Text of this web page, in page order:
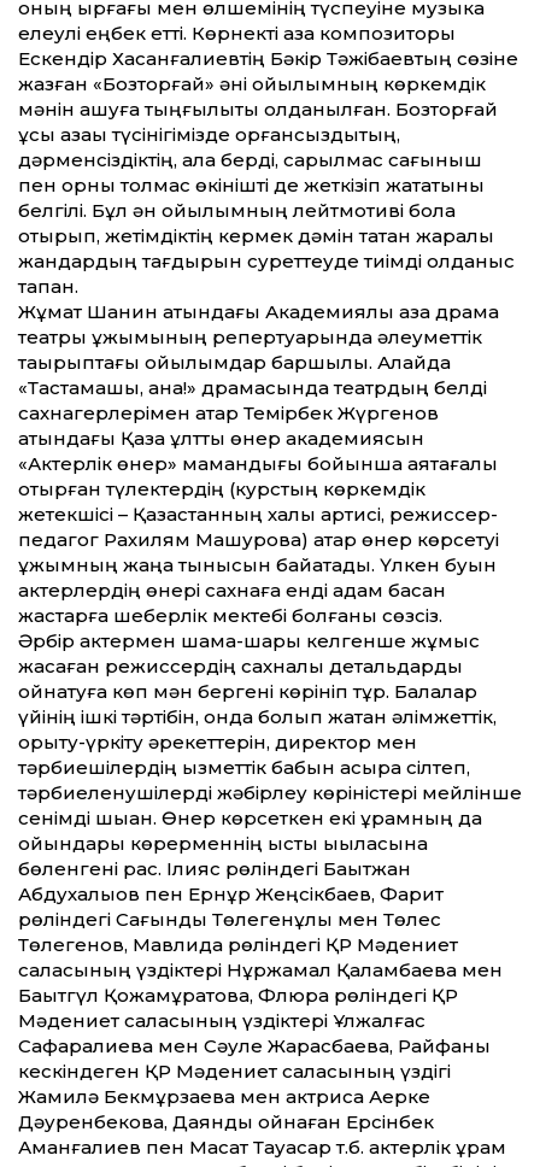
оның ырғағы мен өлшемінің түспеуіне музыка
елеулі еңбек ет­ті. Көрнекті қазақ композиторы
Ескендір Хасанғалиевтің Бәкір Тәжібаевтың сөзіне
жазған «Бозторғай» әні қойылымның көркемдік
мәнін ашуға тыңғылықты қолданылған. Бозторғай
құсы қазақы түсінігімізде қорғансыздықтың,
дәрменсіздіктің, қала берді, сарқылмас сағыныш
пен орны толмас өкінішті де жеткізіп жататыны
белгілі. Бұл ән қойылымның лейтмотиві бола
отырып, жетімдіктің кермек дәмін татқан жаралы
жандардың тағдырын сурет­теуде тиімді қолданыс
тапқан.
Жұмат Шанин атындағы Академиялық қазақ драма
театры ұжымының репертуарында әлеумет­тік
тақырыптағы қойы­лымдар баршылық. Алайда
«Тастамашы, ана!» драмасында театрдың белді
сахнагерлерімен қатар Темірбек Жүргенов
атындағы Қазақ ұлт­тық өнер академиясын
«Актерлік өнер» мамандығы бойынша аяқтағалы
отырған түлектердің (курстың көркемдік
жетекшісі – Қазақ­станның халық артисі, режиссер-
педагог Рахилям Машурова) қатар өнер көрсетуі
ұжымның жаңа тынысын байқатады. Үлкен буын
актерлердің өнері сахнаға енді қадам басқан
жастарға шеберлік мектебі болғаны сөзсіз.
Әрбір актермен шама-шарқы келгенше жұмыс
жасаған режиссердің сахналық детальдарды
ойнатуға көп мән бергені көрініп тұр. Балалар
үйінің ішкі тәртібін, онда болып жатқан әлімжет­тік,
қорқыту-үркіту әрекет­терін, директор мен
тәрбиешілердің қызмет­тік бабын асыра сілтеп,
тәрбиеленушілерді жәбірлеу көріністері мейлінше
сенімді шыққан. Өнер көрсеткен екі құрамның да
ойындары көрерменнің ыстық ықыласына
бөленгені рас. Ілияс рөліндегі Бақытжан
Абдухалықов пен Ернұр Жеңсікбаев, Фарит
рөліндегі Сағындық Төлегенұлы мен Төлес
Төлегенов, Мавлида рөліндегі ҚР Мәдениет
саласының үздіктері Нұржамал Қаламбаева мен
Бақытгүл Қожамұратова, Флюра рөліндегі ҚР
Мәдениет саласының үздіктері Ұлжалғас
Сафаралиева мен Сәуле Жарасбаева, Райфаны
кескіндеген ҚР Мәдениет саласының үздігі
Жамилә Бекмұрзаева мен актриса Ақерке
Дәуренбекова, Даянды ойнаған Ерсінбек
Аманғалиев пен Мақсат Тауасар т.б. актерлік құрам